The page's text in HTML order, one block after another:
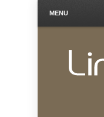
MENU